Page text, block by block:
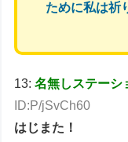
ために私は祈
13:名無しステーシ
ID:P/jSvCh60
はじまた！